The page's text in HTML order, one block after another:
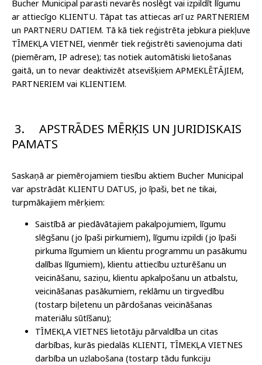
Bucher Municipal parasti nevarēs noslēgt vai izpildīt līgumu
ar attiecīgo KLIENTU. Tāpat tas attiecas arī uz PARTNERIEM
un PARTNERU DATIEM. Tā kā tiek reģistrēta jebkura piekļuve
TĪMEKĻA VIETNEI, vienmēr tiek reģistrēti savienojuma dati
(piemēram, IP adrese); tas notiek automātiski lietošanas
gaitā, un to nevar deaktivizēt atsevišķiem APMEKLĒTĀJIEM,
PARTNERIEM vai KLIENTIEM.
3. APSTRĀDES MĒRĶIS UN JURIDISKAIS
PAMATS
Saskaņā ar piemērojamiem tiesību aktiem Bucher Municipal
var apstrādāt KLIENTU DATUS, jo īpaši, bet ne tikai,
turpmākajiem mērķiem:
Saistībā ar piedāvātajiem pakalpojumiem, līgumu
slēgšanu (jo īpaši pirkumiem), līgumu izpildi (jo īpaši
pirkuma līgumiem un klientu programmu un pasākumu
dalības līgumiem), klientu attiecību uzturēšanu un
veicināšanu, saziņu, klientu apkalpošanu un atbalstu,
veicināšanas pasākumiem, reklāmu un tirgvedību
(tostarp biļetenu un pārdošanas veicināšanas
materiālu sūtīšanu);
TĪMEKĻA VIETNES lietotāju pārvaldība un citas
darbības, kurās piedalās KLIENTI, TĪMEKĻA VIETNES
darbība un uzlabošana (tostarp tādu funkciju